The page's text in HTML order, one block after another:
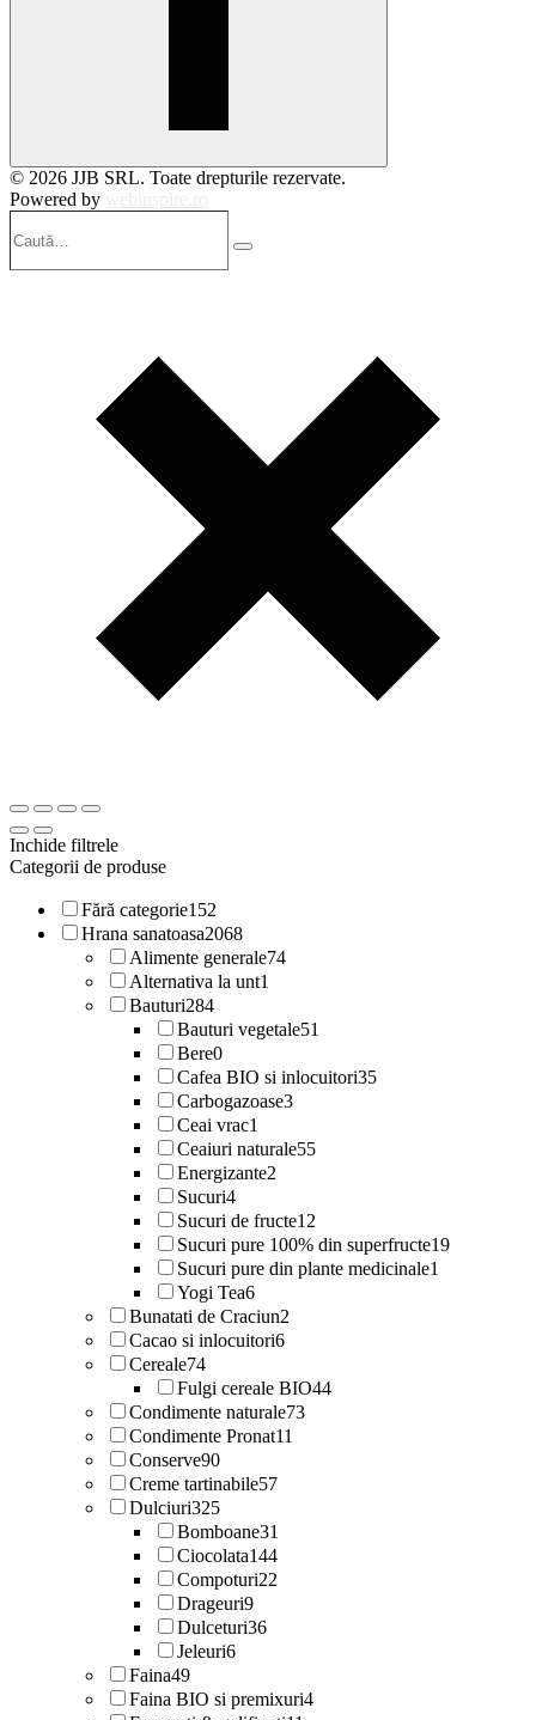
© 2026 JJB SRL. Toate drepturile rezervate.
Powered by
Search
Inchide filtrele
Categorii de produse
Fără categorie152
Hrana sanatoasa2068
Alimente generale74
Alternativa la unt1
Bauturi284
Bauturi vegetale51
Bere0
Cafea BIO si inlocuitori35
Carbogazoase3
Ceai vrac1
Ceaiuri naturale55
Energizante2
Sucuri4
Sucuri de fructe12
Sucuri pure 100% din superfructe19
Sucuri pure din plante medicinale1
Yogi Tea6
Bunatati de Craciun2
Cacao si inlocuitori6
Cereale74
Fulgi cereale BIO44
Condimente naturale73
Condimente Pronat11
Conserve90
Creme tartinabile57
Dulciuri325
Bomboane31
Ciocolata144
Compoturi22
Drageuri9
Dulceturi36
Jeleuri6
Faina49
Faina BIO si premixuri4